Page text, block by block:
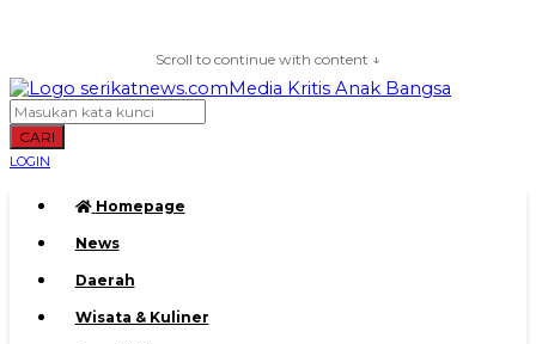
Scroll to continue with content ↓
CARI
LOGIN
Homepage
News
Daerah
Wisata & Kuliner